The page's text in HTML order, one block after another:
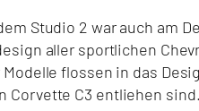
Studio 2 war auch am
aller sportlichen
flossen in das
Corvette C3 entliehen sind.